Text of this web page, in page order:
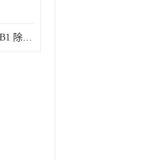
没有假水位 CLW-DR-7B1 除氧器水位测量